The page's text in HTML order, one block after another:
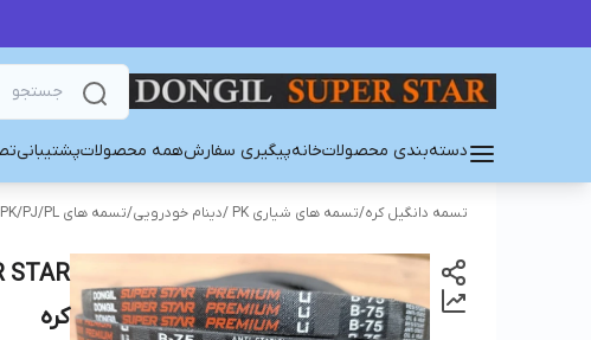
دسته‌بندی محصولاتخانهپیگیری سفارشهمه محصولاتپشتیبانی
تسمه دانگیل کره/تسمه های شیاری PK /دینام خودرویی /تسمه های PK/PJ/PL
کره